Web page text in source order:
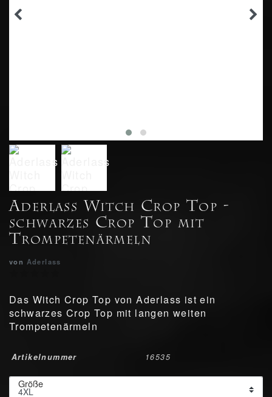
Aderlass Witch Crop Top -
schwarzes Crop Top mit
Trompetenärmeln
von Aderlass
Das Witch Crop Top von Aderlass ist ein
schwarzes Crop Top mit langen weiten
Trompetenärmeln
Artikelnummer 16535
Größe